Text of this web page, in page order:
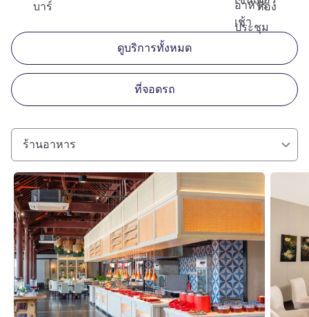
อาหาร
เช้า
บาร์
ห้อง
ประชุม
ดูบริการทั้งหมด
ที่จอดรถ
ร้านอาหาร
ดูรายละเอียด ดูรายละ